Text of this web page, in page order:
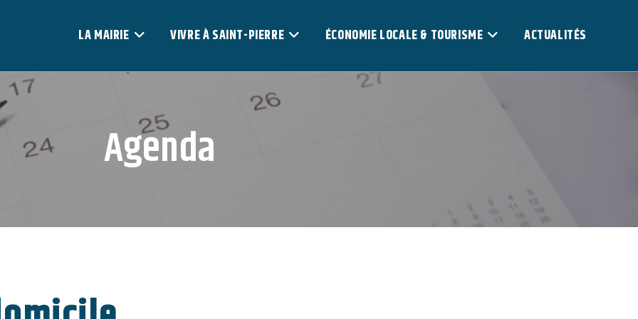
LA MAIRIE VIVRE À SAINT-PIERRE ÉCONOMIE LOCALE & TOURISME ACTUALITÉS
Agenda